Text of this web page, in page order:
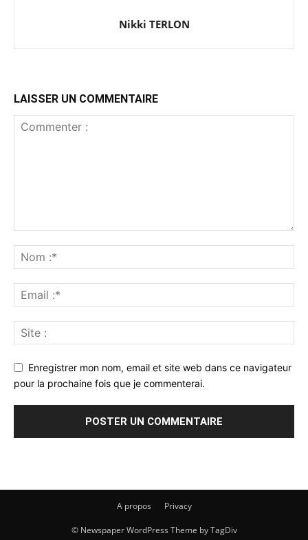
Nikki TERLON
LAISSER UN COMMENTAIRE
Enregistrer mon nom, email et site web dans ce navigateur
pour la prochaine fois que je commenterai.
A propos Privacy
© Newspaper WordPress Theme by TagDiv